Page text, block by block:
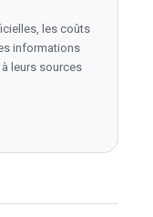
les coûts
informations
leurs sources